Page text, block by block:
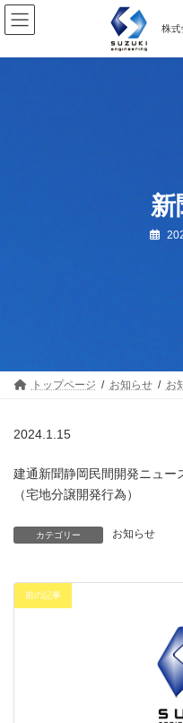
コ
ン
テ
ン
ナ
ビ
ゲ
ー
新
トップページ お知らせ お
2024.1.15
建通新聞静岡民間開発ニュー
（宅地分譲開発行為）
カテゴリー お知らせ
前の記事